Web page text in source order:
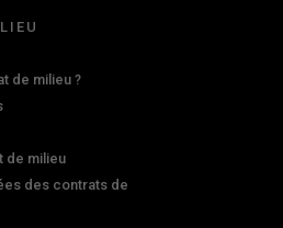
de milieu ?
de milieu
des contrats de